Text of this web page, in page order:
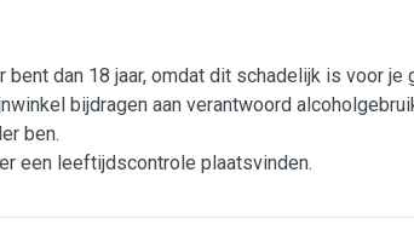
dan 18 jaar, omdat dit schadelijk is voor je
bijdragen aan verantwoord
ben.
een leeftijdscontrole plaatsvinden.